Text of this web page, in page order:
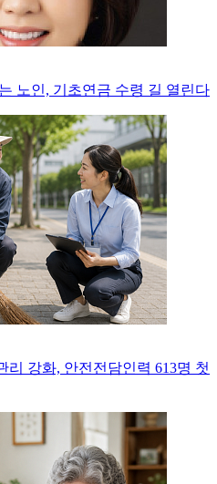
노인, 기초연금 수령 길 열린다
리 강화, 안전전담인력 613명 첫